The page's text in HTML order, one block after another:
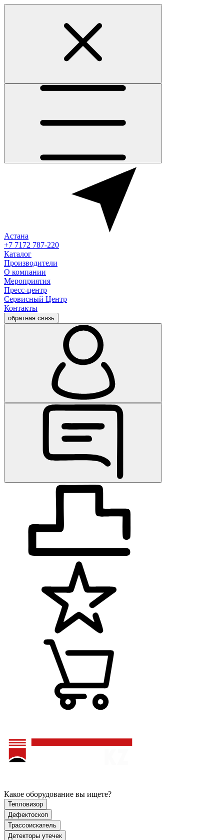
Астана
+7 7172 787-220
Каталог
Производители
О компании
Мероприятия
Пресс-центр
Сервисный Центр
Контакты
обратная связь
Какое оборудование вы ищете?
Тепловизор
Дефектоскоп
Трассоискатель
Детекторы утечек